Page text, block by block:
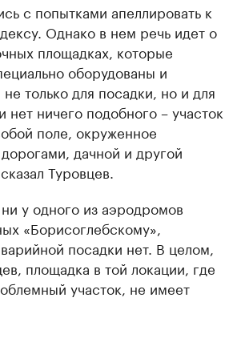
с попытками апеллировать к
Однако в нем речь идет о
площадках, которые
оборудованы и
только для посадки, но и для
нет ничего подобного – участок
поле, окруженное
дачной и другой
Туровцев.
у одного из аэродромов
«Борисоглебскому»,
посадки нет. В целом,
площадка в той локации, где
участок, не имеет